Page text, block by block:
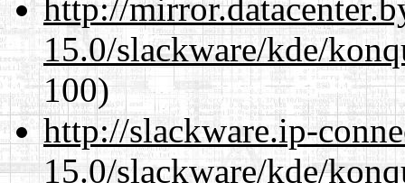
http://
15.0/slackware/kde/
100)
http://slackware.ip-
15.0/slackware/kde/